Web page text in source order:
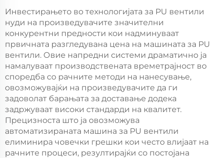
полиуретан печатење,
новоенергетска
машина за пенски
пломби, машина за
правење на
полиуретан пломби
новоенергетска
машина за пенски
пломби, машина за
правење на
полиуретан пломби
Инвестирањето во технологијата за PU вентили
нуди на произведувачите значителни
конкурентни предности кои надминуваат
првичната разгледувана цена на машината за PU
вентили. Овие напредни системи драматично ја
намалуваат производствената времетрајност во
споредба со рачните методи на нанесување,
овозможувајќи на произведувачите да ги
задоволат барањата за доставање додека
задржуваат високи стандарди на квалитет.
Прецизноста што ја овозможува
автоматизираната машина за PU вентили
елиминира човечки грешки кои често влијаат на
рачните процеси, резултирајќи со постојана